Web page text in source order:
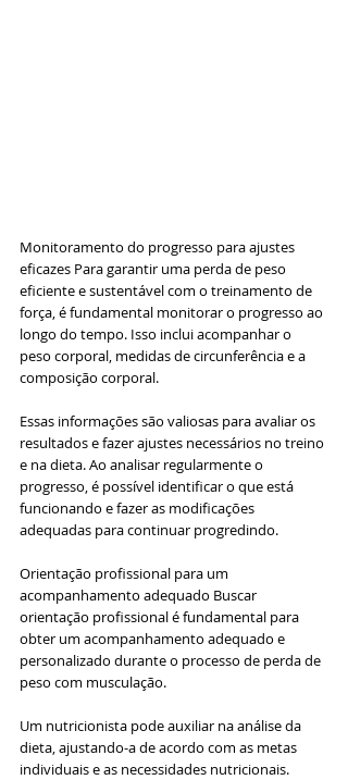
Monitoramento do progresso para ajustes
eficazes Para garantir uma perda de peso
eficiente e sustentável com o treinamento de
força, é fundamental monitorar o progresso ao
longo do tempo. Isso inclui acompanhar o
peso corporal, medidas de circunferência e a
composição corporal.
Essas informações são valiosas para avaliar os
resultados e fazer ajustes necessários no treino
e na dieta. Ao analisar regularmente o
progresso, é possível identificar o que está
funcionando e fazer as modificações
adequadas para continuar progredindo.
Orientação profissional para um
acompanhamento adequado Buscar
orientação profissional é fundamental para
obter um acompanhamento adequado e
personalizado durante o processo de perda de
peso com musculação.
Um nutricionista pode auxiliar na análise da
dieta, ajustando-a de acordo com as metas
individuais e as necessidades nutricionais.